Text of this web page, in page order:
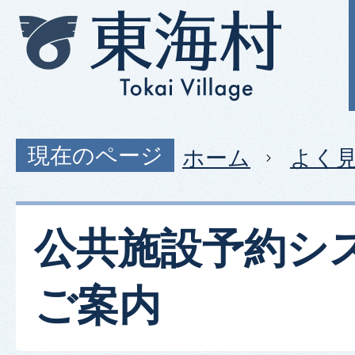
現在のページ ホーム よく
公共施設予約シ
ご案内